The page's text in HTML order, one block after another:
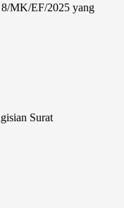
8/MK/EF/2025 yang
Surat